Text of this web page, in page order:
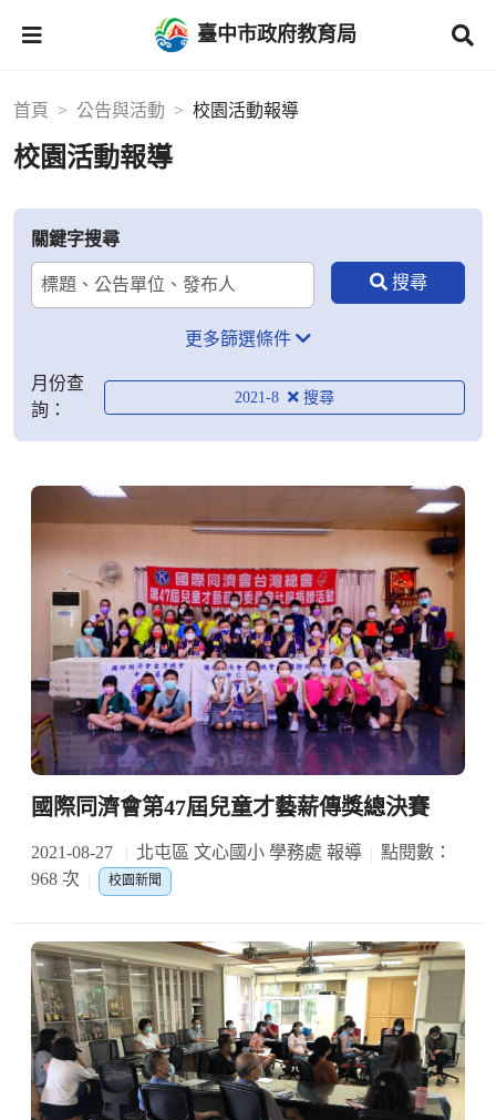
臺中市政府教育局
首頁 公告與活動 校園活動報導
校園活動報導
關鍵字搜尋
更多篩選條件
月份查
詢：
2021-8
國際同濟會第47屆兒童才藝薪傳獎總決賽
2021-08-27 北屯區 文心國小 學務處 報導
點閱數：
968 次
校園新聞